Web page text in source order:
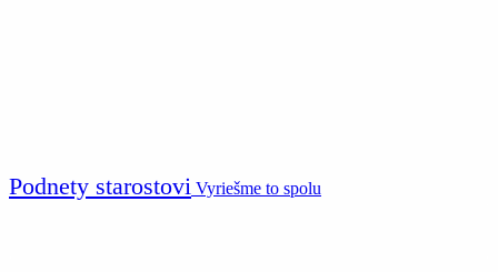
Podnety starostovi Vyriešme to spolu